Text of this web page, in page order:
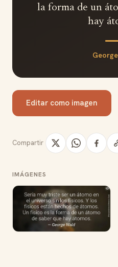
la forma de un
hay
Editar como imagen
Compartir
IMÁGENES